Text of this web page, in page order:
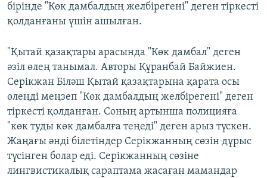
бірінде "Көк дамбалдың желбірегені" деген тіркесті
қолданғаны үшін ашылған.
"Қытай қазақтары арасында "Көк дамбал" деген
әзіл өлең танымал. Авторы Құранбай Байжиен.
Серікжан Біләш Қытай қазақтарына қарата осы
өлеңді меңзеп "Көк дамбалдың желбірегені" деген
тіркесті қолданған. Соның артынша полицияға
"көк туды көк дамбалға теңеді" деген арыз түскен.
Жаңағы әнді білетіндер Серікжанның сөзін дұрыс
түсінген болар еді. Серікжанның сөзіне
лингвистикалық сараптама жасаған мамандар